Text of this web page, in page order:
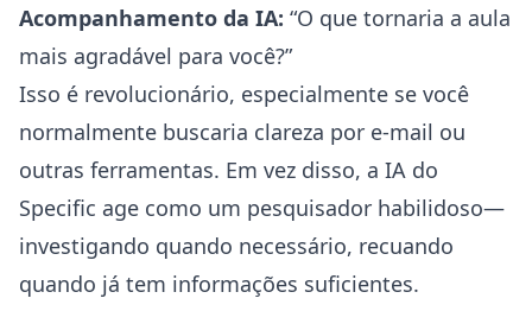
Acompanhamento da IA: “O que tornaria a aula
mais agradável para você?”
Isso é revolucionário, especialmente se você
normalmente buscaria clareza por e-mail ou
outras ferramentas. Em vez disso, a IA do
Specific age como um pesquisador habilidoso—
investigando quando necessário, recuando
quando já tem informações suficientes.